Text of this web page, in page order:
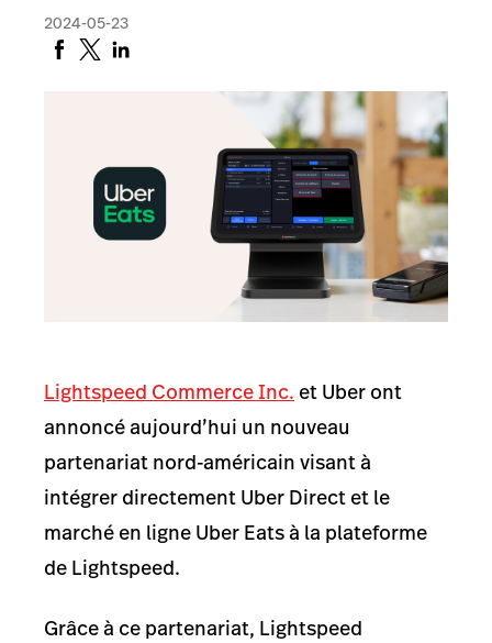
2024-05-23
Lightspeed Commerce Inc. et Uber ont
annoncé aujourd’hui un nouveau
partenariat nord-américain visant à
intégrer directement Uber Direct et le
marché en ligne Uber Eats à la plateforme
de Lightspeed.
Grâce à ce partenariat, Lightspeed